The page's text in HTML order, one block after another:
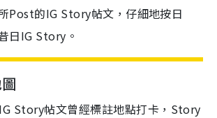
Post的IG Story帖文，仔細地按日
日IG Story。
IG Story帖文曾經標註地點打卡， Story